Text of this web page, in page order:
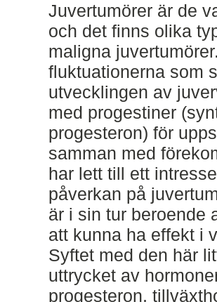
Juvertumörer är de
och det finns olika
maligna
fluktuationerna som
utvecklingen av
med progestiner
progesteron) för
samman med
har lett till ett
påverkan på
är i sin tur beroende
att kunna ha effekt i
Syftet med den här
uttrycket av
progesteron,